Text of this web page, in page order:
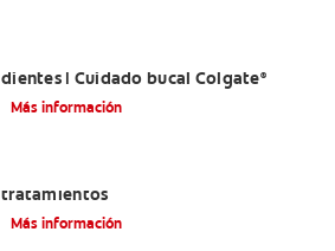
dientes | Cuidado bucal Colgate®
Más información
tratamientos
Más información